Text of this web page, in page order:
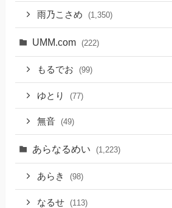
雨乃こさめ (1,350)
UMM.com (222)
もるでお (99)
ゆとり (77)
無音 (49)
あらなるめい (1,223)
あらき (98)
なるせ (113)